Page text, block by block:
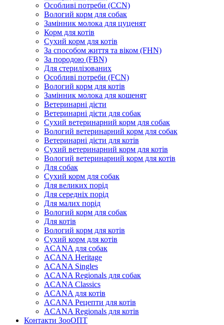
Особливі потреби (CCN)
Вологий корм для собак
Замінник молока для цуценят
Корм для котів
Сухий корм для котів
За способом життя та віком (FHN)
За породою (FBN)
Для стерилізованих
Особливі потреби (FCN)
Вологий корм для котів
Замінник молока для кошенят
Ветеринарні дієти
Ветеринарні дієти для собак
Сухий ветеринарний корм для собак
Вологий ветеринарний корм для собак
Ветеринарні дієти для котів
Сухий ветеринарний корм для котів
Вологий ветеринарний корм для котів
Для собак
Сухий корм для собак
Для великих порід
Для середніх порід
Для малих порід
Вологий корм для собак
Для котів
Вологий корм для котів
Сухий корм для котів
ACANA для собак
ACANA Heritage
ACANA Singles
ACANA Regionals для собак
ACANA Classics
ACANA для котів
ACANA Рецепти для котів
ACANA Regionals для котів
Контакти ЗооОПТ